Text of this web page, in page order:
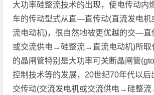
大功率硅整流技术的出现，使电传动内
车的传动型式从直—直传动(直流发电
流电动机)，很自然地被更优越的交—直
或交流供电→硅整流→直流电动机)所取
的晶闸管特别是大功率可关断晶闸管
控制技术等的发展，20世纪70年代以
交传动(交流发电机或交流供电→硅整